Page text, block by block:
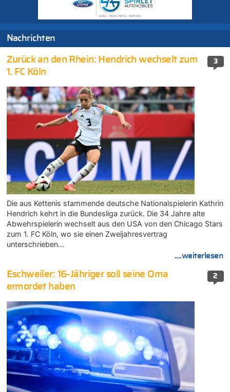
Nachrichten
3
Zurück an den Rhein: Hendrich wechselt zum
1. FC Köln
Die aus Kettenis stammende deutsche Nationalspielerin Kathrin
Hendrich kehrt in die Bundesliga zurück. Die 34 Jahre alte
Abwehrspielerin wechselt aus den USA von den Chicago Stars
zum 1. FC Köln, wo sie einen Zweijahresvertrag
unterschrieben…
....weiterlesen
2
Eschweiler: 16-Jähriger soll seine Oma
ermordet haben